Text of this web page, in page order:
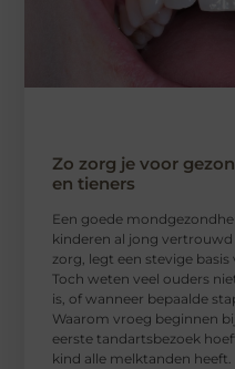
Zo zorg je voor
en tieners
Een goede
kinderen al jong
zorg, legt een stevige
Toch weten veel ouders
is, of wanneer bepaalde
Waarom vroeg beginnen
eerste tandartsbezoek
kind alle melktanden